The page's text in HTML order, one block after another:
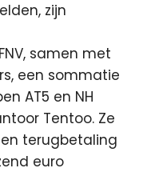
zijn
samen met
een sommatie
AT5 en NH
Tentoo. Ze
terugbetaling
euro